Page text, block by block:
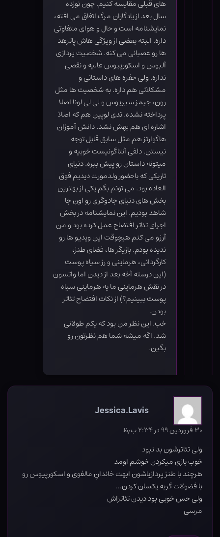
های قبلی مقایسه کنیم. چون نوزده
سال بعد از یادگاران مرگ اتفاق می افته،
نمایشنامه است و حال و هوای متفاوتی
داره. البته بعضی از ویژگی هاش پاترهد
ها رو عصبانی می کنه. شخصیت پردازی
آلبوس و اسکورپیوس عالیه و نقصی
نداره. ولی حفره های داستانی و
مشکلاتی هم داره. به شخصیت ها مثل
رون، جیمز سیریوس و لی لی لونا اصلا
پرداخته نشده. تدی لوپین هم که اصلا
اشاره ای هم بهش نشد. دانش آموزان
هاگوارتز هم مثل سابق قابل توجه
نیستن. دلفی آنتاگونیست خوبیه و
میتونه داستان رو پیش ببره. دنیای
تاریکی که باحضور ولدمورت دیدیم فوق
العاده بود. می تونم بگم یکی از بهترین
بخش های دنیای جادوگری رو اون جا
شاهد بودیم. این نمایشنامه در بخش
اجرای تئاتر افتضاح عمل کرده بود و من
آرزو می کنم هیچوقت این ویدیو ها رو
ندیده بودم. بازیگر ها، فضای طنز،
کارگردانی، هرماینی و رز سیاه پوست
(این درسته آخه بعد از دیدن اما واتسون
در نقش هرماینی ما یه هرماینی سیاه
پوست ببینیم؟) از نکات افتضاح تئاتر
بودن.
خب. این نظر من بود که یکم طولانی
شد. اگه میشه شما هم نظرتون رو
بگین.
Jessica.Lavis
۳۰ فروردین ۹۹ در ۲:۳۴ ب٫ظ
ولی تئاترشون بد نبود
خوب بازی میکردن خوشم اومد
هرچند با طنز پردازیاشون ابهت خاندانِ مالفوی و اسکورپیوس رو
با فضولات گربه یکسان کردن…
ولی حس خوبی بود دیدن تئاتراش
مرسی